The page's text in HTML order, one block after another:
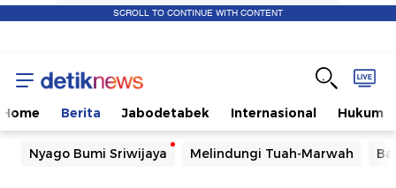
SCROLL TO CONTINUE WITH CONTENT
Home Berita Jabodetabek Internasional Hukum
Nyago Bumi Sriwijaya Melindungi Tuah-Marwah